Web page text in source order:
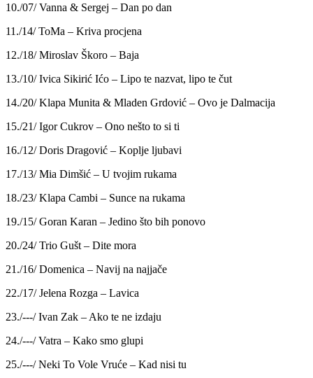
10./07/ Vanna & Sergej – Dan po dan
11./14/ ToMa – Kriva procjena
12./18/ Miroslav Škoro – Baja
13./10/ Ivica Sikirić Ićo – Lipo te nazvat, lipo te čut
14./20/ Klapa Munita & Mladen Grdović – Ovo je Dalmacija
15./21/ Igor Cukrov – Ono nešto to si ti
16./12/ Doris Dragović – Koplje ljubavi
17./13/ Mia Dimšić – U tvojim rukama
18./23/ Klapa Cambi – Sunce na rukama
19./15/ Goran Karan – Jedino što bih ponovo
20./24/ Trio Gušt – Dite mora
21./16/ Domenica – Navij na najjače
22./17/ Jelena Rozga – Lavica
23./---/ Ivan Zak – Ako te ne izdaju
24./---/ Vatra – Kako smo glupi
25./---/ Neki To Vole Vruće – Kad nisi tu